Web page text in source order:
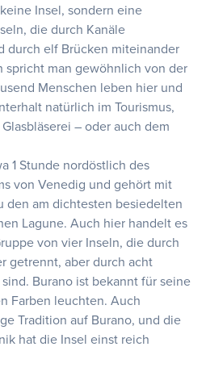
Insel, sondern eine
die durch Kanäle
durch elf Brücken miteinander
spricht man gewöhnlich von der
Menschen leben hier und
natürlich im Tourismus,
– oder auch dem
1 Stunde nordöstlich des
von Venedig und gehört mit
den am dichtesten besiedelten
Lagune. Auch hier handelt es
von vier Inseln, die durch
getrennt, aber durch acht
Burano ist bekannt für seine
Farben leuchten. Auch
Tradition auf Burano, und die
hat die Insel einst reich